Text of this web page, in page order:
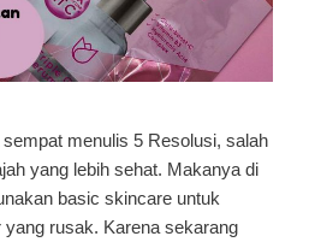
menulis 5 Resolusi, salah
yang lebih sehat. Makanya di
basic skincare untuk
rusak. Karena sekarang